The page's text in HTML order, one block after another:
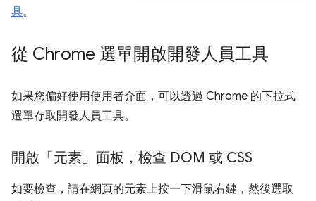
具。
從 Chrome 選單開啟開發人員工具
如果您偏好使用使用者介面，可以透過 Chrome 的下拉式
選單存取開發人員工具。
開啟「元素」面板，檢查 DOM 或 CSS
如要檢查，請在網頁的元素上按一下滑鼠右鍵，然後選取